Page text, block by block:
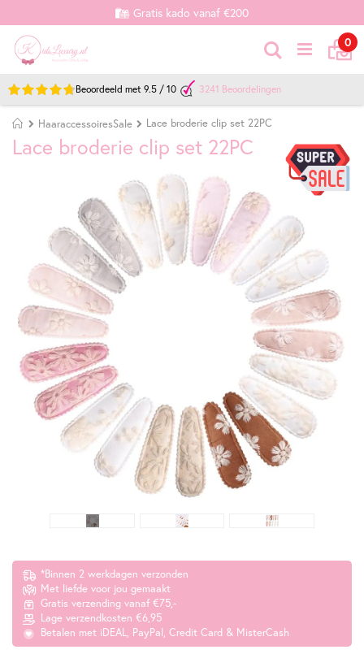
Gratis kado vanaf €200
0
Zoek
Beoordeeld met 9.5 / 10 3241 Beoordelingen
Home
HaaraccessoiresSale Lace broderie clip set 22PC
Lace broderie clip set 22PC
afbeeldingen-
gallerij
afbeeldingen-
gallerij
*Binnen 2 werkdagen verzonden
Met liefde voor jou gemaakt
Gratis verzending vanaf €75,-
Lage verzendkosten €6,95
Betalen met iDEAL, PayPal, Credit Card & MisterCash